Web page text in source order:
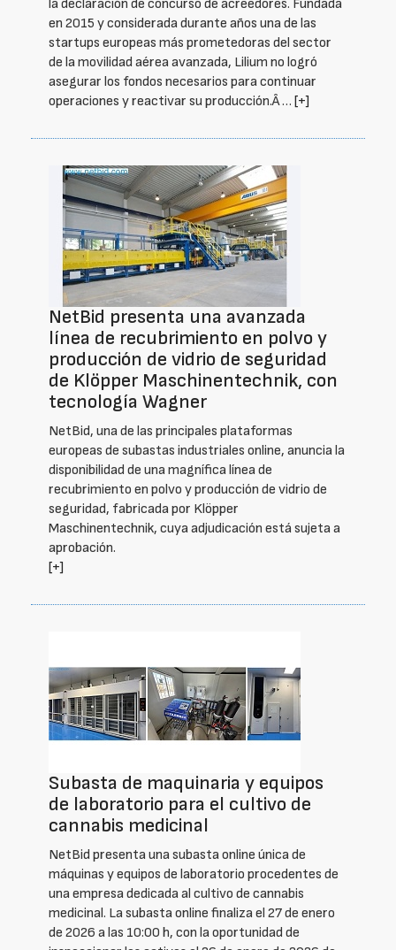
la declaración de concurso de acreedores. Fundada
en 2015 y considerada durante años una de las
startups europeas más prometedoras del sector
de la movilidad aérea avanzada, Lilium no logró
asegurar los fondos necesarios para continuar
operaciones y reactivar su producción.Â … [+]
NetBid presenta una avanzada
línea de recubrimiento en polvo y
producción de vidrio de seguridad
de Klöpper Maschinentechnik, con
tecnología Wagner
NetBid, una de las principales plataformas
europeas de subastas industriales online, anuncia la
disponibilidad de una magnífica línea de
recubrimiento en polvo y producción de vidrio de
seguridad, fabricada por Klöpper
Maschinentechnik, cuya adjudicación está sujeta a
aprobación.
[+]
Subasta de maquinaria y equipos
de laboratorio para el cultivo de
cannabis medicinal
NetBid presenta una subasta online única de
máquinas y equipos de laboratorio procedentes de
una empresa dedicada al cultivo de cannabis
medicinal. La subasta online finaliza el 27 de enero
de 2026 a las 10:00 h, con la oportunidad de